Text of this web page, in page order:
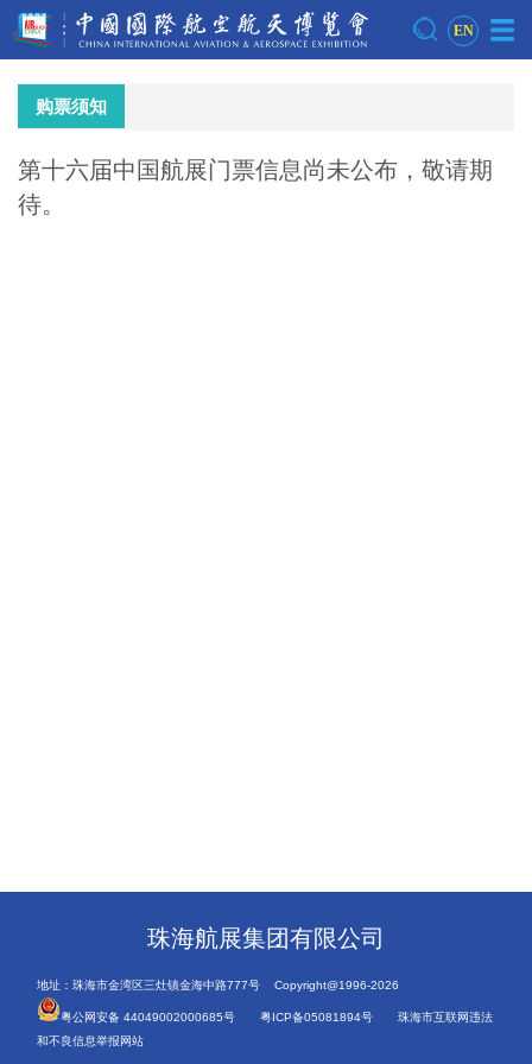
EN
购票须知
第十六届中国航展门票信息尚未公布，敬请期
待。
珠海航展集团有限公司
地址：珠海市金湾区三灶镇金海中路777号 Copyright@1996-2026
粤公网安备 44049002000685号 粤ICP备05081894号
珠海市互联网违法
和不良信息举报网站